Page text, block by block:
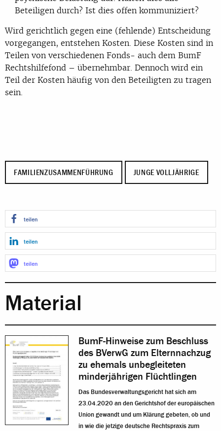
Beteiligen durch? Ist dies offen kommuniziert?
Wird gerichtlich gegen eine (fehlende) Entscheidung
vorgegangen, entstehen Kosten. Diese Kosten sind in
Teilen von verschiedenen Fonds- auch dem BumF
Rechtshilfefond – übernehmbar. Dennoch wird ein
Teil der Kosten häufig von den Beteiligten zu tragen
sein.
FAMILIENZUSAMMENFÜHRUNG JUNGE VOLLJÄHRIGE
teilen
teilen
teilen
Material
BumF-Hinweise zum Beschluss
des BVerwG zum Elternnachzug
zu ehemals unbegleiteten
minderjährigen Flüchtlingen
Das Bundesverwaltungsgericht hat sich am
23.04.2020 an den Gerichtshof der europäischen
Union gewandt und um Klärung gebeten, ob und
in wie die jetzige deutsche Rechtspraxis zum